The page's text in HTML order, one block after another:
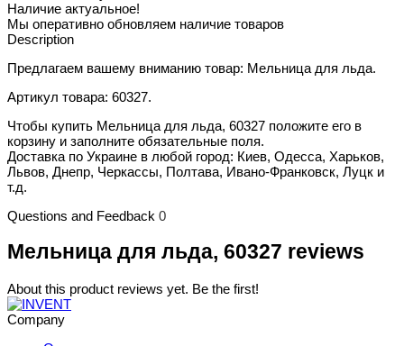
Наличие актуальное!
Мы оперативно обновляем наличие товаров
Description
Предлагаем вашему вниманию товар: Мельница для льда.
Артикул товара: 60327.
Чтобы купить Мельница для льда, 60327 положите его в
корзину и заполните обязательные поля.
Доставка по Украине в любой город: Киев, Одесса, Харьков,
Львов, Днепр, Черкассы, Полтава, Ивано-Франковск, Луцк и
т.д.
Questions and Feedback 0
Мельница для льда, 60327 reviews
About this product reviews yet. Be the first!
Company